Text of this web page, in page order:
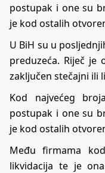
postupak i one su
je kod ostalih
U BiH su u
preduzeća. Riječ
zaključen stečajni ili
Kod najvećeg
postupak i one su
je kod ostalih
Među firmama
likvidacija te je